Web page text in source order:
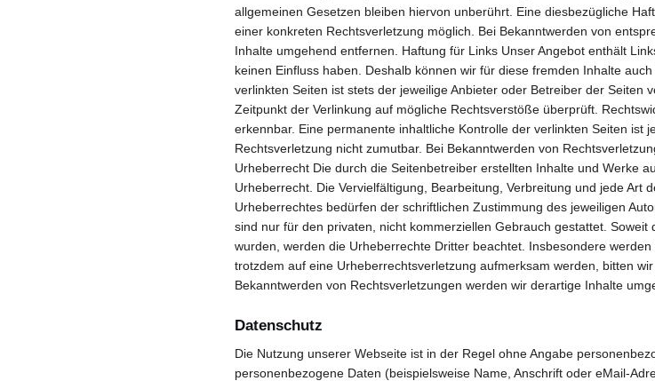
allgemeinen Gesetzen bleiben hiervon unberührt. Eine diesbezügliche
einer konkreten Rechtsverletzung möglich. Bei Bekanntwerden von
Inhalte umgehend entfernen. Haftung für Links Unser Angebot enthält
keinen Einfluss haben. Deshalb können wir für diese fremden Inhalte
verlinkten Seiten ist stets der jeweilige Anbieter oder Betreiber der Seiten
Zeitpunkt der Verlinkung auf mögliche Rechtsverstöße überprüft.
erkennbar. Eine permanente inhaltliche Kontrolle der verlinkten Seiten ist
Rechtsverletzung nicht zumutbar. Bei Bekanntwerden von
Urheberrecht Die durch die Seitenbetreiber erstellten Inhalte und Werke
Urheberrecht. Die Vervielfältigung, Bearbeitung, Verbreitung und jede Art
Urheberrechtes bedürfen der schriftlichen Zustimmung des jeweiligen
sind nur für den privaten, nicht kommerziellen Gebrauch gestattet.
wurden, werden die Urheberrechte Dritter beachtet. Insbesondere
trotzdem auf eine Urheberrechtsverletzung aufmerksam werden, bitten
Bekanntwerden von Rechtsverletzungen werden wir derartige Inhalte
Datenschutz
Die Nutzung unserer Webseite ist in der Regel ohne Angabe
personenbezogene Daten (beispielsweise Name, Anschrift oder eMail-